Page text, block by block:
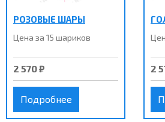
РОЗОВЫЕ ШАРЫ
Цена за 15 шариков
2 570 ₽
Подробнее
2